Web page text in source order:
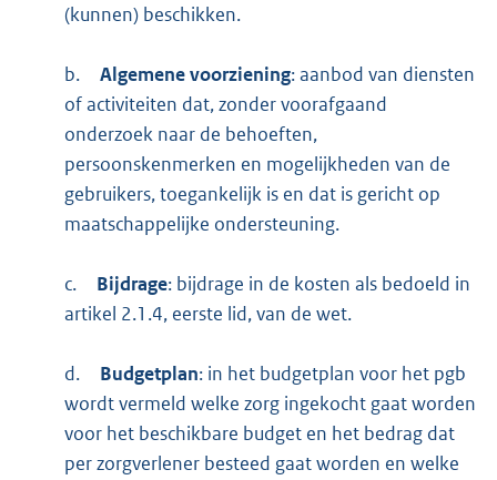
(kunnen) beschikken.
b. Algemene voorziening: aanbod van diensten
of activiteiten dat, zonder voorafgaand
onderzoek naar de behoeften,
persoonskenmerken en mogelijkheden van de
gebruikers, toegankelijk is en dat is gericht op
maatschappelijke ondersteuning.
c. Bijdrage: bijdrage in de kosten als bedoeld in
artikel 2.1.4, eerste lid, van de wet.
d. Budgetplan: in het budgetplan voor het pgb
wordt vermeld welke zorg ingekocht gaat worden
voor het beschikbare budget en het bedrag dat
per zorgverlener besteed gaat worden en welke